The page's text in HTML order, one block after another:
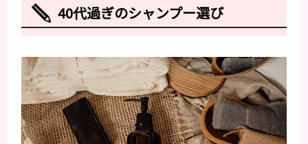
40代過ぎのシャンプー選び